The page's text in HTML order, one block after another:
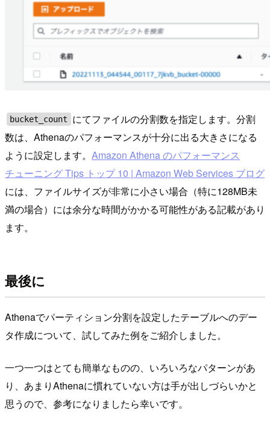
bucket_count
にてファイルの分割数を指定します。分割
数は、Athenaのパフォーマンスが十分に出る大きさになる
ように設定します。 Amazon Athena のパフォーマンス
チューニング Tips トップ 10 | Amazon Web Services ブログ
には、ファイルサイズが非常に小さい場合（特に128MB未
満の場合）には余分な時間がかかる可能性がある記載があり
ます。
最後に
Athenaでパーティション分割を設定したテーブルへのデー
タ作成について、試してみた例をご紹介しました。
一つ一つはとても簡単なものの、いろいろなパターンがあ
り、あまりAthenaに慣れていない方は手が出しづらいかと
思うので、参考になりましたら幸いです。